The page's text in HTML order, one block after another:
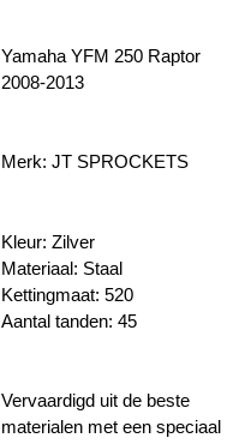
Yamaha YFM 250 Raptor
2008-2013
Merk: JT SPROCKETS
Kleur: Zilver
Materiaal: Staal
Kettingmaat: 520
Aantal tanden: 45
Vervaardigd uit de beste
materialen met een speciaal